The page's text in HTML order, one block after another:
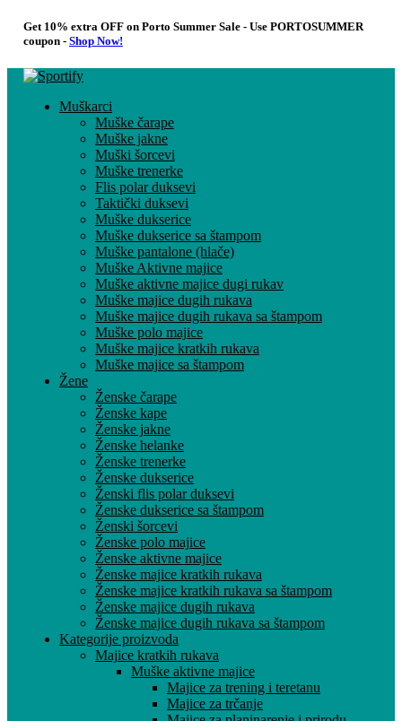
Get 10% extra OFF on Porto Summer Sale - Use PORTOSUMMER
coupon - Shop Now!
Muškarci
Muške čarape
Muške jakne
Muški šorcevi
Muške trenerke
Flis polar duksevi
Taktički duksevi
Muške dukserice
Muške dukserice sa štampom
Muške pantalone (hlače)
Muške Aktivne majice
Muške aktivne majice dugi rukav
Muške majice dugih rukava
Muške majice dugih rukava sa štampom
Muške polo majice
Muške majice kratkih rukava
Muške majice sa štampom
Žene
Ženske čarape
Ženske kape
Ženske jakne
Ženske helanke
Ženske trenerke
Ženske dukserice
Ženski flis polar duksevi
Ženske dukserice sa štampom
Ženski šorcevi
Ženske polo majice
Ženske aktivne majice
Ženske majice kratkih rukava
Ženske majice kratkih rukava sa štampom
Ženske majice dugih rukava
Ženske majice dugih rukava sa štampom
Kategorije proizvoda
Majice kratkih rukava
Muške aktivne majice
Majice za trening i teretanu
Majice za trčanje